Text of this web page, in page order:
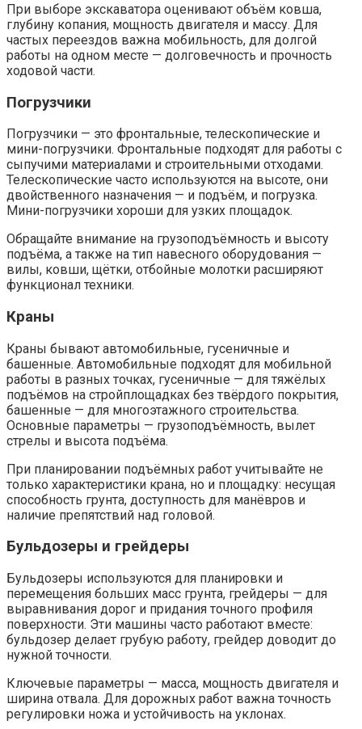
При выборе экскаватора оценивают объём ковша,
глубину копания, мощность двигателя и массу. Для
частых переездов важна мобильность, для долгой
работы на одном месте — долговечность и прочность
ходовой части.
Погрузчики
Погрузчики — это фронтальные, телескопические и
мини-погрузчики. Фронтальные подходят для работы с
сыпучими материалами и строительными отходами.
Телескопические часто используются на высоте, они
двойственного назначения — и подъём, и погрузка.
Мини-погрузчики хороши для узких площадок.
Обращайте внимание на грузоподъёмность и высоту
подъёма, а также на тип навесного оборудования —
вилы, ковши, щётки, отбойные молотки расширяют
функционал техники.
Краны
Краны бывают автомобильные, гусеничные и
башенные. Автомобильные подходят для мобильной
работы в разных точках, гусеничные — для тяжёлых
подъёмов на стройплощадках без твёрдого покрытия,
башенные — для многоэтажного строительства.
Основные параметры — грузоподъёмность, вылет
стрелы и высота подъёма.
При планировании подъёмных работ учитывайте не
только характеристики крана, но и площадку: несущая
способность грунта, доступность для манёвров и
наличие препятствий над головой.
Бульдозеры и грейдеры
Бульдозеры используются для планировки и
перемещения больших масс грунта, грейдеры — для
выравнивания дорог и придания точного профиля
поверхности. Эти машины часто работают вместе:
бульдозер делает грубую работу, грейдер доводит до
нужной точности.
Ключевые параметры — масса, мощность двигателя и
ширина отвала. Для дорожных работ важна точность
регулировки ножа и устойчивость на уклонах.